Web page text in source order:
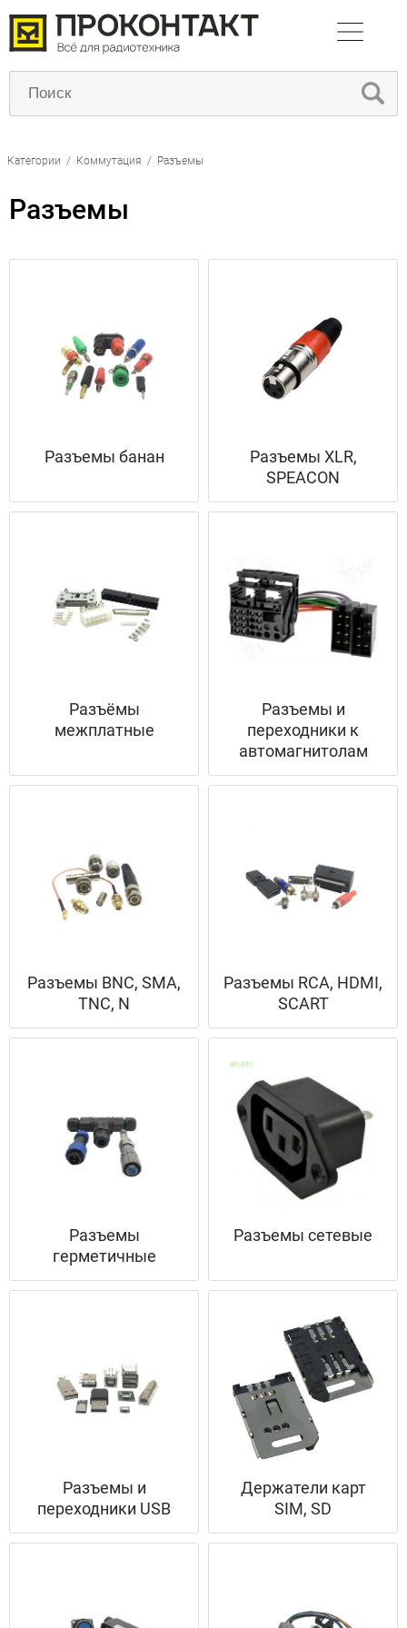
Категории / Коммутация / Разъемы
Разъемы
Разъемы банан
Разъемы XLR,
SPEACON
Разъёмы
межплатные
Разъемы и
переходники к
автомагнитолам
Разъемы BNC, SMA,
TNC, N
Разъемы RCA, HDMI,
SCART
Разъемы
герметичные
Разъемы сетевые
Разъемы и
переходники USB
Держатели карт
SIM, SD